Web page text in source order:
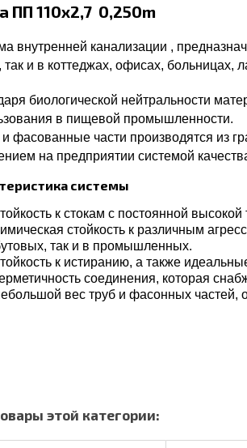
ПП 110х2,7 0,250m
внутренней канализации ,
так и в коттеджах, офисах, больницах,
биологической нейтральности
в пищевой промышленности.
фасованные части производятся из
на предприятии системой
системы
к стокам с постоянной
стойкость к различным
так и в промышленных.
к истиранию, а также
соединения, которая
вес труб и фасонных частей,